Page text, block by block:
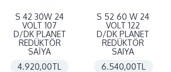
S 42 30W 24
VOLT 107
D/DK PLANET
REDÜKTÖR
SAİYA
4.920,00TL
S 52 60 W 24
VOLT 122
D/DK PLANET
REDÜKTÖR
SAIYA
6.540,00TL